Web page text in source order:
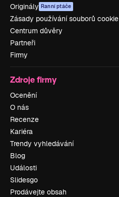
Originály Ranní ptáče
Zásady používání souborů cookie
Centrum důvěry
Partneři
Firmy
Zdroje firmy
Ocenění
O nás
Recenze
Kariéra
Trendy vyhledávání
Blog
Události
Slidesgo
Prodávejte obsah